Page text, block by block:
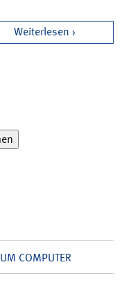
Weiterlesen
COMPUTER